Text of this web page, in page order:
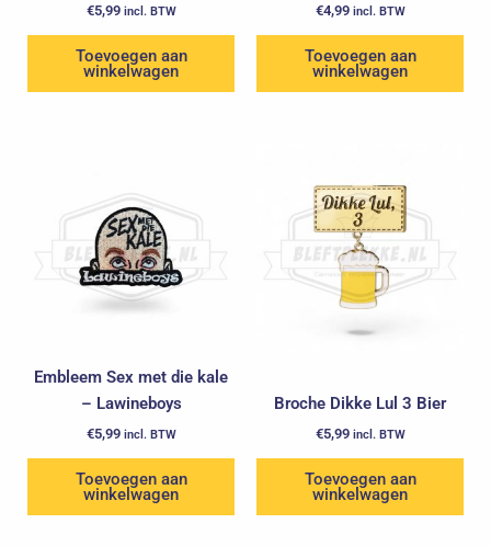
€5,99 incl. BTW
Toevoegen aan
winkelwagen
€4,99 incl. BTW
Toevoegen aan
winkelwagen
Embleem Sex met die kale
– Lawineboys
€5,99 incl. BTW
Toevoegen aan
winkelwagen
Broche Dikke Lul 3 Bier
€5,99 incl. BTW
Toevoegen aan
winkelwagen